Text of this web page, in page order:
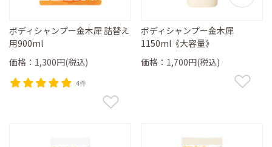
ボディシャンプー金木犀 詰替え
用900ml
価格：1,300円(税込)
4件
ボディシャンプー金木犀
1150ml《大容量》
価格：1,700円(税込)